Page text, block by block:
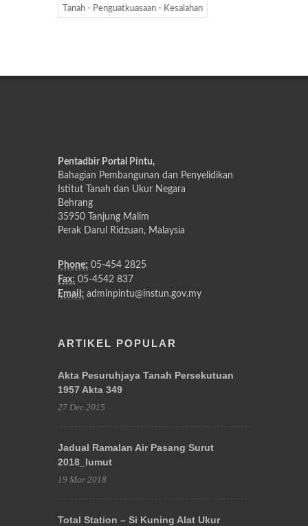
Tanah - Penguatkuasaan - Kesalahan
Pentadbir Portal Pintu,
Bahagian Pembangunan dan Penyelidikan
Istitut Tanah dan Ukur Negara
Behrang
35950 Tanjung Malim
Perak Darul Ridzuan, Malaysia
Phone: 05-454 2825
Fax: 05-4542 837
Email: adminpintu@instun.gov.my
ARTIKEL POPULAR
Akta Pesuruhjaya Tanah Persekutuan
1957 Akta 349
27 Dec 2015
Jadual Ramalan Air Pasang Surut
2018_lumut
19 Mar 2018
Total Station – Si Kuning Alat Ukur